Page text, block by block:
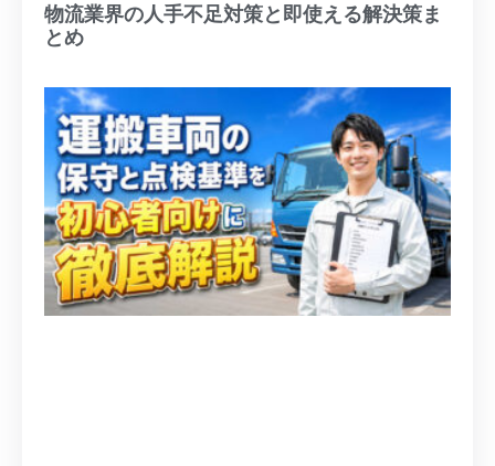
物流業界の人手不足対策と即使える解決策ま
とめ